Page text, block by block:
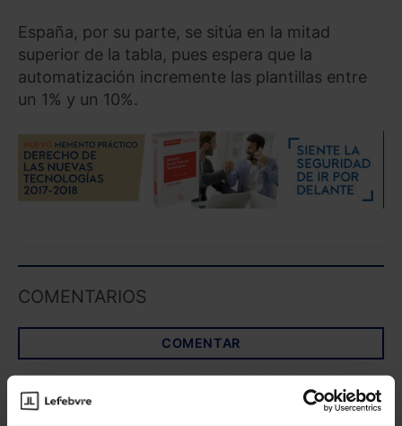
España, por su parte, se sitúa en la mitad
superior de la tabla, pues espera que la
automatización incremente las plantillas entre
un 1% y un 10%.
COMENTARIOS
COMENTAR